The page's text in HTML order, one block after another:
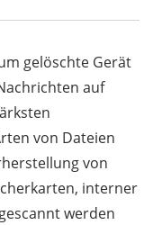
gelöschte Gerät
auf
von Dateien
von
interner
werden